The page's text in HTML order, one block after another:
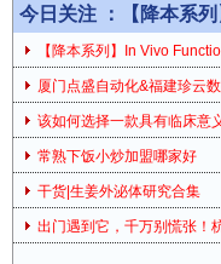
今日关注 ： 【降本系
【降本系列】In Vivo
厦门点盛自动化&福建珍云
该如何选择一款具有临床意
常熟下饭小炒加盟哪家好
干货|生姜外泌体研究合集
出门遇到它，千万别慌张！